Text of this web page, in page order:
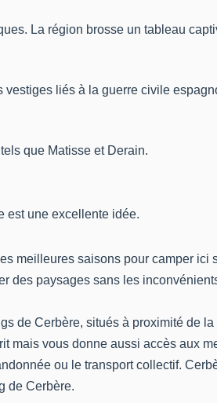
La région brosse un tableau
liés à la guerre civile
que Matisse et Derain.
est une excellente idée.
meilleures saisons pour camper ici
des paysages sans les
de Cerbère, situés à proximité de
mais vous donne aussi accès aux
ou le transport collectif.
de Cerbère.